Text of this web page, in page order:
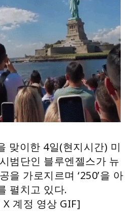
맞이한 4일(현지시간) 미
범단인 블루엔젤스가 뉴
을 가로지르며 ‘250’을 아
펼치고 있다.
계정 영상 GIF]